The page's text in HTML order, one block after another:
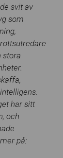
svit av
som
stora
har sitt
och
på: